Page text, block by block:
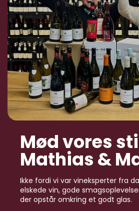
Mød vores
Mathias &
Ikke fordi vi var vineksperter fra
elskede vin, gode
der opstår omkring et godt glas.